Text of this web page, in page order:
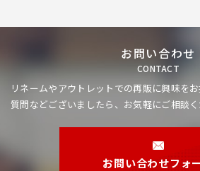
お問い合わせ
CONTACT
リネームやアウトレットでの再販に興味をお
質問などございましたら、お気軽にご相談く
お問い合わせフォ